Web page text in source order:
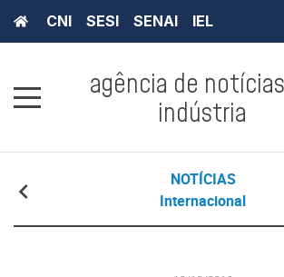
CNI SESI SENAI IEL
agência de
indústria
NOTÍCIAS
Internacional